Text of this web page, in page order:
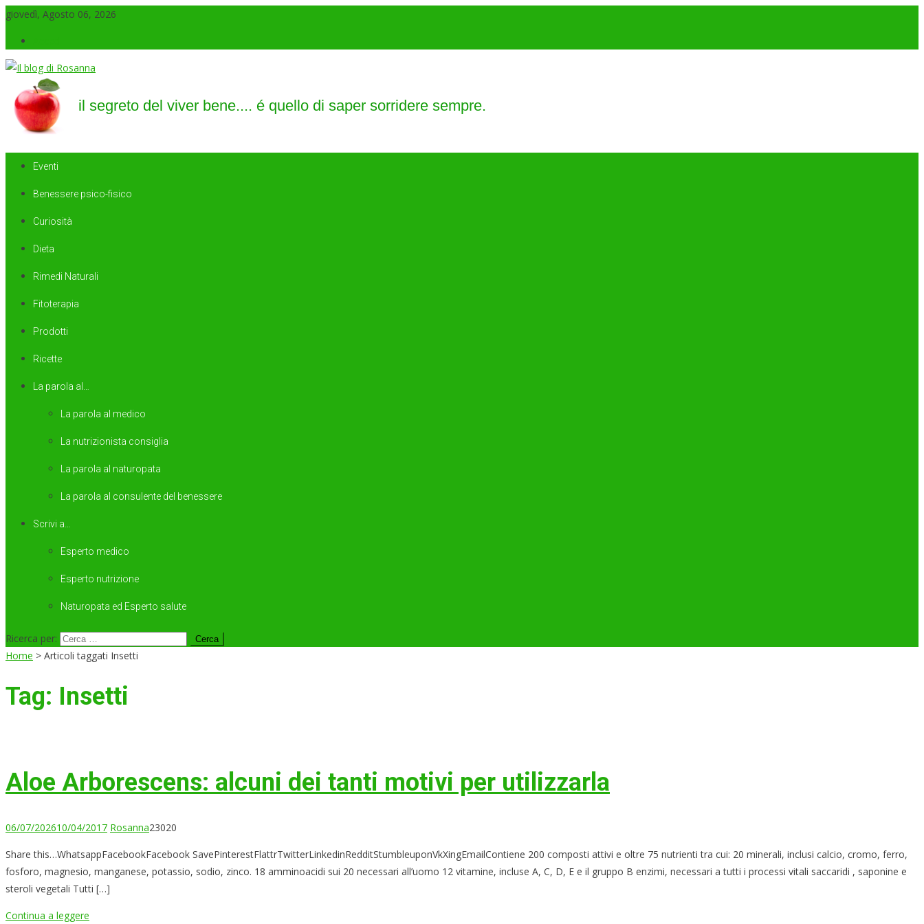
giovedì, Agosto 06, 2026
Il blog di Rosanna
il segreto del viver bene…. é quello di saper sorridere sempre
Eventi
Benessere psico-fisico
Curiosità
Dieta
Rimedi Naturali
Fitoterapia
Prodotti
Ricette
La parola al…
La parola al medico
La nutrizionista consiglia
La parola al naturopata
La parola al consulente del benessere
Scrivi a…
Esperto medico
Esperto nutrizione
Naturopata ed Esperto salute
Ricerca per:
Home > Articoli taggati Insetti
Tag: Insetti
Aloe Arborescens: alcuni dei tanti motivi per utilizzarla
06/07/202610/04/2017 Rosanna23020
Share this…WhatsappFacebookFacebook SavePinterestFlattrTwitterLinkedinRedditStumbleuponVkXingEmailContiene 200 composti attivi e oltre 75 nutrienti tra cui: 20 minerali, inclusi calcio, cromo, ferro,
fosforo, magnesio, manganese, potassio, sodio, zinco. 18 amminoacidi sui 20 necessari all’uomo 12 vitamine, incluse A, C, D, E e il gruppo B enzimi, necessari a tutti i processi vitali saccaridi , saponine e
steroli vegetali Tutti […]
Continua a leggere